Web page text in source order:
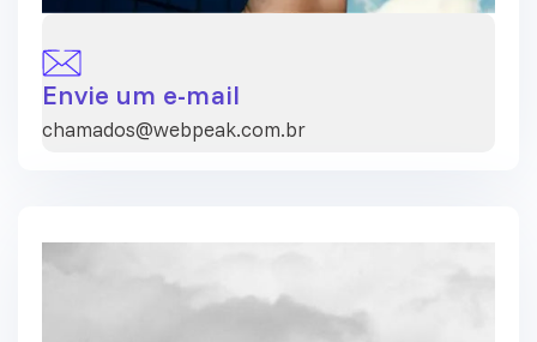
Envie um e-mail
chamados@webpeak.com.br